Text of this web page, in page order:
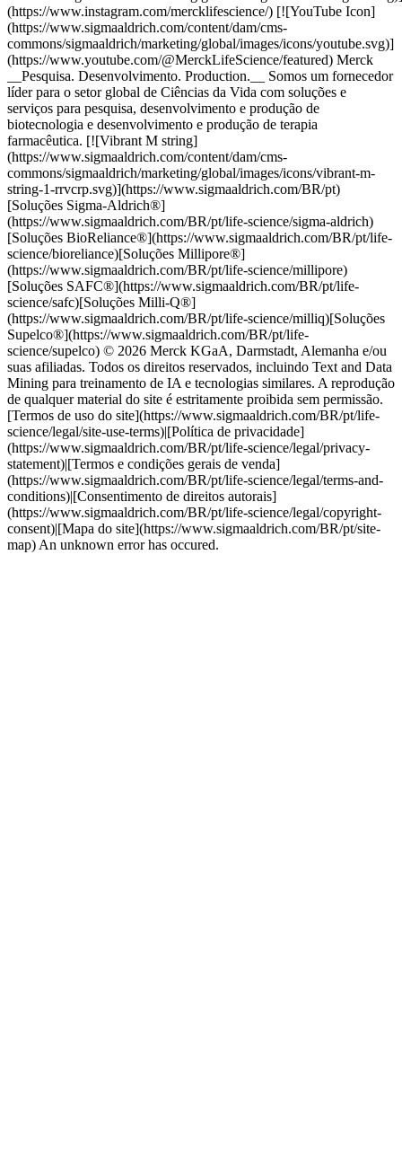
(https://www.instagram.com/mercklifescience/) [![YouTube Icon]
(https://www.sigmaaldrich.com/content/dam/cms-
commons/sigmaaldrich/marketing/global/images/icons/youtube.svg)]
(https://www.youtube.com/@MerckLifeScience/featured) Merck
__Pesquisa. Desenvolvimento. Production.__ Somos um fornecedor
líder para o setor global de Ciências da Vida com soluções e
serviços para pesquisa, desenvolvimento e produção de
biotecnologia e desenvolvimento e produção de terapia
farmacêutica. [![Vibrant M string]
(https://www.sigmaaldrich.com/content/dam/cms-
commons/sigmaaldrich/marketing/global/images/icons/vibrant-m-
string-1-rrvcrp.svg)](https://www.sigmaaldrich.com/BR/pt)
[Soluções Sigma-Aldrich®]
(https://www.sigmaaldrich.com/BR/pt/life-science/sigma-aldrich)
[Soluções BioReliance®](https://www.sigmaaldrich.com/BR/pt/life-
science/bioreliance)[Soluções Millipore®]
(https://www.sigmaaldrich.com/BR/pt/life-science/millipore)
[Soluções SAFC®](https://www.sigmaaldrich.com/BR/pt/life-
science/safc)[Soluções Milli-Q®]
(https://www.sigmaaldrich.com/BR/pt/life-science/milliq)[Soluções
Supelco®](https://www.sigmaaldrich.com/BR/pt/life-
science/supelco) © 2026 Merck KGaA, Darmstadt, Alemanha e/ou
suas afiliadas. Todos os direitos reservados, incluindo Text and Data
Mining para treinamento de IA e tecnologias similares. A reprodução
de qualquer material do site é estritamente proibida sem permissão.
[Termos de uso do site](https://www.sigmaaldrich.com/BR/pt/life-
science/legal/site-use-terms)|[Política de privacidade]
(https://www.sigmaaldrich.com/BR/pt/life-science/legal/privacy-
statement)|[Termos e condições gerais de venda]
(https://www.sigmaaldrich.com/BR/pt/life-science/legal/terms-and-
conditions)|[Consentimento de direitos autorais]
(https://www.sigmaaldrich.com/BR/pt/life-science/legal/copyright-
consent)|[Mapa do site](https://www.sigmaaldrich.com/BR/pt/site-
map) An unknown error has occured.